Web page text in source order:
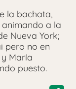
la bachata,
a la
Nueva York;
pero no en
María
puesto.